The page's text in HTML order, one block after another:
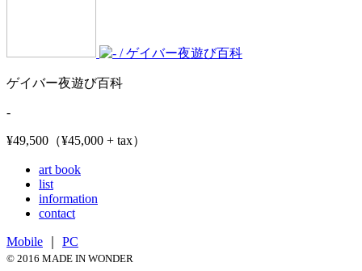
ゲイバー夜遊び百科
-
¥49,500（¥45,000 + tax）
art book
list
information
contact
Mobile PC
© 2016 MADE IN WONDER